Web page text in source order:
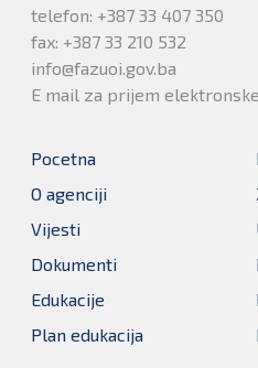
telefon: +387 33 407 350
fax: +387 33 210 532
info@fazuoi.gov.ba
E mail za prijem
Pocetna
O agenciji
Vijesti
Dokumenti
Edukacije
Plan edukacija